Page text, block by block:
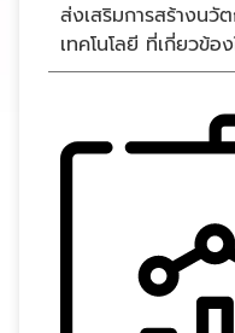
ส่งเสริมการสร้างนวั
เทคโนโลยี ที่เกี่ยวข้อ